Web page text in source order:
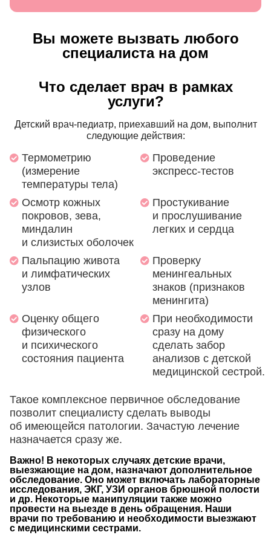
Вы можете вызвать любого
специалиста на дом
Что сделает врач в рамках
услуги?
Детский врач-педиатр, приехавший на дом, выполнит
следующие действия:
Термометрию
(измерение
температуры тела)
Проведение
экспресс-тестов
Осмотр кожных
покровов, зева,
миндалин
и слизистых оболочек
Простукивание
и прослушивание
легких и сердца
Пальпацию живота
и лимфатических
узлов
Проверку
менингеальных
знаков (признаков
менингита)
Оценку общего
физического
и психического
состояния пациента
При необходимости
сразу на дому
сделать забор
анализов с детской
медицинской сестрой.
Такое комплексное первичное обследование
позволит специалисту сделать выводы
об имеющейся патологии. Зачастую лечение
назначается сразу же.
Важно! В некоторых случаях детские врачи,
выезжающие на дом, назначают дополнительное
обследование. Оно может включать лабораторные
исследования, ЭКГ, УЗИ органов брюшной полости
и др. Некоторые манипуляции также можно
провести на выезде в день обращения. Наши
врачи по требованию и необходимости выезжают
с медицинскими сестрами.